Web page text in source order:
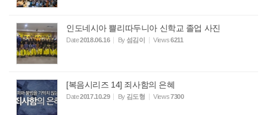
인도네시아 쁠리따두니아 신학교 졸업 사진
Date2018.06.16 By섬김이 Views6211
[복음시리즈 14] 죄사함의 은혜
Date2017.10.29 By 김도형 Views7300